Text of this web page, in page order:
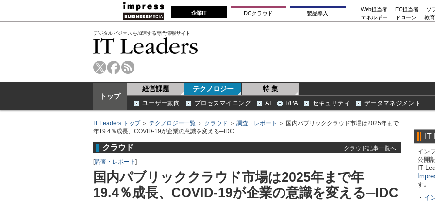
企業IT DCクラウド 製品導入
Web担当者 EC担当者
ソ
エネルギー
ドローン 教
デジタルビジネスを加速する専門情報サイト
トップ
経営課題 テクノロジー 特 集
ユーザー動向 プロセスマイニング AI RPA セキュリティ データマネジメント
IT Leaders トップ＞ テクノロジー一覧 ＞ クラウド ＞ 調査・レポート
＞ 国内パブリッククラウド市場は2025年まで
年19.4％成長、COVID-19が企業の意識を変える─IDC
クラウド
クラウド記事一覧へ
[調査・レポート ]
国内パブリッククラウド市場は2025年まで年
19.4％成長、COVID-19が企業の意識を変える─IDC
IT
イン
公開
IT
す。
・ イ